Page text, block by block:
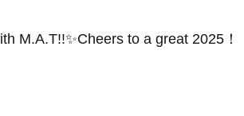
M.A.T!!✨Cheers to a great 2025！